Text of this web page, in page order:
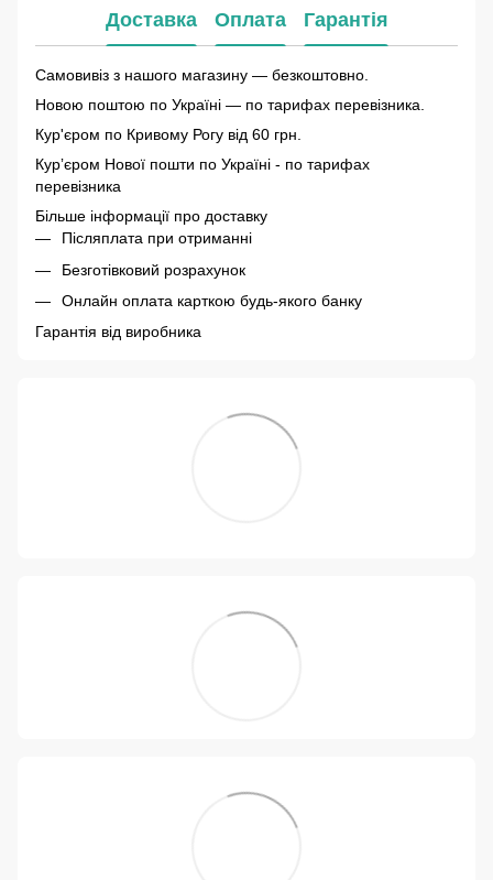
Доставка Оплата Гарантія
Самовивіз з нашого магазину — безкоштовно.
Новою поштою по Україні — по тарифах перевізника.
Кур'єром по Кривому Рогу від 60 грн.
Курʼєром Нової пошти по Україні - по тарифах
перевізника
Більше інформації про доставку
Післяплата при отриманні
Безготівковий розрахунок
Онлайн оплата карткою будь-якого банку
Гарантія від виробника